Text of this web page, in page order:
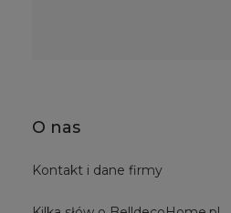
O nas
Kontakt i dane firmy